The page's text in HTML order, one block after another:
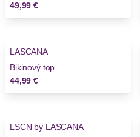
49,99 €
LASCANA
Bikinový top
44,99 €
LSCN by LASCANA